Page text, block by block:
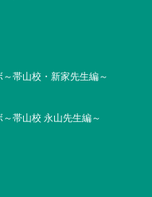
帯山校・新家先生編～
帯山校 永山先生編～